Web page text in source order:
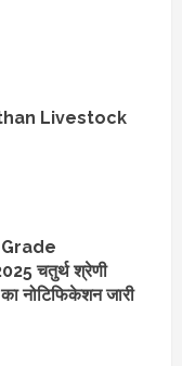
Livestock
चतुर्थ श्रेणी
का नोटिफिकेशन जारी